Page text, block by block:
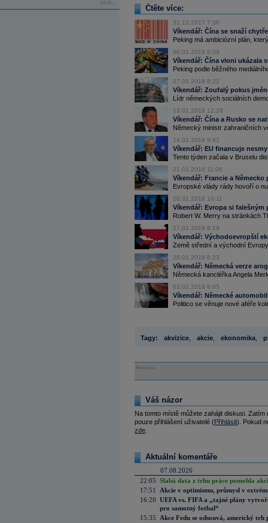
více...
Čtěte více:
31.12.2017 7:36
Víkendář: Čína se snaží
Peking má ambiciózní plán,
06.01.2018 8:09
Víkendář: Čína vloni ukázala
Peking podle běžného
07.01.2018 8:22
Víkendář: Zoufalý pokus
Lídr německých sociálních
13.01.2018 12:28
Víkendář: Čína a Rusko se
Německý ministr zahraničních
14.01.2018 9:41
Víkendář: EU financuje
Tento týden začala v Bruselu
21.01.2018 11:06
Víkendář: Francie a
Evropské vlády rády hovoří o
20.01.2018 10:11
Víkendář: Evropa si
Robert W. Merry na stránkách
27.01.2018 8:19
Víkendář: Východoevropští
Země střední a východní
28.01.2018 8:23
Víkendář: Německá verze
Německá kancléřka Angela
03.02.2018 8:05
Víkendář: Německé
Politico se věnuje nové aféře
Tagy: akvizice akcie ekonomika
Reklama
Váš názor
Na tomto místě můžete zahájit diskusi.
pouze přihlášení uživatelé (Přihlásit). Pokud
zde
Aktuální komentáře
07.08.2026
22:05 Slabá data z trhu práce pomohla
17:51
Akcie v optimismu, průmysl v
16:20 UEFA vs. FIFA a „tajné plány
pro samotný fotbal“
15:35
Akce Fedu se odsouvá, americký